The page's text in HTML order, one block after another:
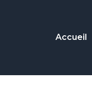
Accueil